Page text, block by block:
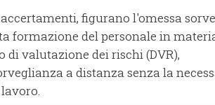
figurano l'omessa
formazione del personale in
di valutazione dei rischi (DVR),
a distanza senza la